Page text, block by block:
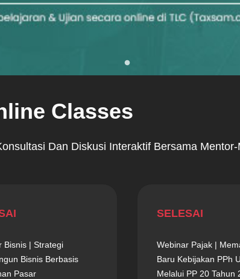
Classes
Dan Diskusi Interaktif Bersama
Bisnis | Strategi
Bisnis Berbasis
Pasar
SELESAI
Webinar Pajak |
Baru Kebijakan PPh
Melalui PP 20 Tahun